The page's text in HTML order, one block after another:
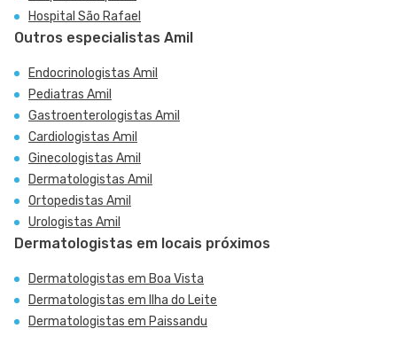
Hospital São Rafael
Outros especialistas Amil
Endocrinologistas Amil
Pediatras Amil
Gastroenterologistas Amil
Cardiologistas Amil
Ginecologistas Amil
Dermatologistas Amil
Ortopedistas Amil
Urologistas Amil
Dermatologistas em locais próximos
Dermatologistas em Boa Vista
Dermatologistas em Ilha do Leite
Dermatologistas em Paissandu